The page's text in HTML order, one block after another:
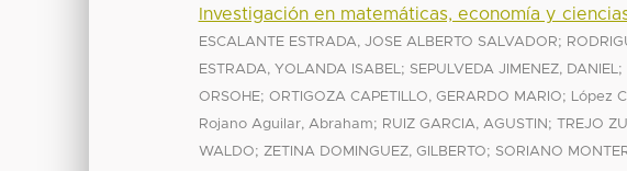
Investigación en matemáticas, economía y
ESCALANTE ESTRADA, JOSE ALBERTO SALVADOR;
ESTRADA, YOLANDA ISABEL
; SEPULVEDA JIMENEZ, DANIEL ;
ORSOHE; ORTIGOZA CAPETILLO, GERARDO MARIO; López
Rojano Aguilar, Abraham; RUIZ GARCIA, AGUSTIN ; TREJO
WALDO; ZETINA DOMINGUEZ, GILBERTO; SORIANO